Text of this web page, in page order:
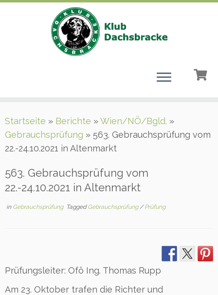
Inhalt
springen
Startseite » Berichte »Wien/NÖ/Bgld. »
Gebrauchsprüfung » 563. Gebrauchsprüfung vom
22.-24.10.2021 in Altenmarkt
563. Gebrauchsprüfung vom
22.-24.10.2021 in Altenmarkt
in Gebrauchsprüfung TaggedGebrauchsprüfung/Prüfung
Prüfungsleiter: Ofö Ing. Thomas Rupp
Am 23. Oktober trafen die Richter und